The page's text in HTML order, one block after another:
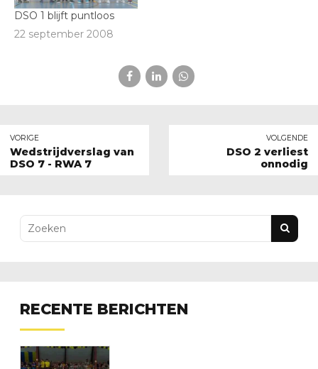
DSO 1 blijft puntloos
22 september 2008
VORIGE
Wedstrijdverslag van
DSO 7 - RWA 7
VOLGENDE
DSO 2 verliest
onnodig
RECENTE BERICHTEN